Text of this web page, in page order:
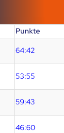
Punkte
64:42
53:55
59:43
46:60